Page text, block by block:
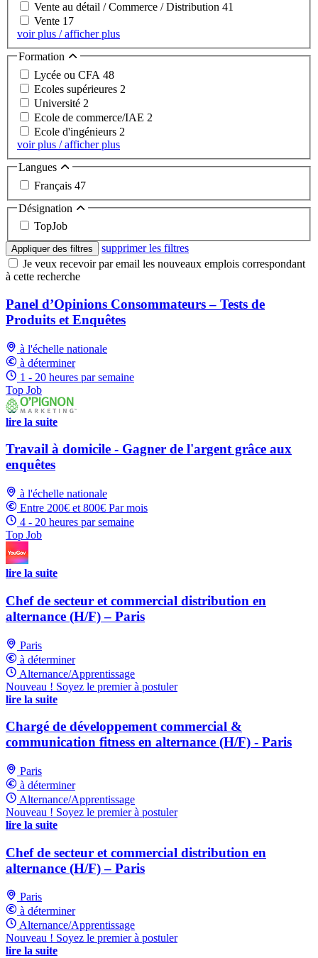
Vente au détail / Commerce / Distribution 41
Vente 17
voir plus / afficher plus
Formation
Lycée ou CFA 48
Ecoles supérieures 2
Université 2
Ecole de commerce/IAE 2
Ecole d'ingénieurs 2
voir plus / afficher plus
Langues
Français 47
Désignation
TopJob
Appliquer des filtres
supprimer les filtres
Je veux recevoir par email les nouveaux emplois correspondant
à cette recherche
Panel d’Opinions Consommateurs – Tests de
Produits et Enquêtes
à l'échelle nationale
à déterminer
1 - 20 heures par semaine
Top Job
lire la suite
Travail à domicile - Gagner de l'argent grâce aux
enquêtes
à l'échelle nationale
Entre 200€ et 800€ Par mois
4 - 20 heures par semaine
Top Job
lire la suite
Chef de secteur et commercial distribution en
alternance (H/F) – Paris
Paris
à déterminer
Alternance/Apprentissage
Nouveau ! Soyez le premier à postuler
lire la suite
Chargé de développement commercial &
communication fitness en alternance (H/F) - Paris
Paris
à déterminer
Alternance/Apprentissage
Nouveau ! Soyez le premier à postuler
lire la suite
Chef de secteur et commercial distribution en
alternance (H/F) – Paris
Paris
à déterminer
Alternance/Apprentissage
Nouveau ! Soyez le premier à postuler
lire la suite